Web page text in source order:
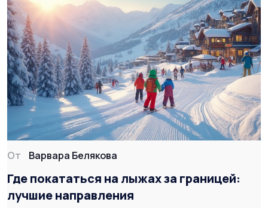
От Варвара Белякова
Где покататься на лыжах за границей:
лучшие направления